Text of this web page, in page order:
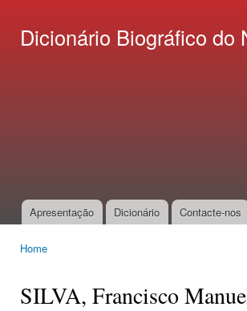
Dicionário Biográfico do
Main menu
Apresentação Dicionário Contacte-nos
Home
SILVA, Francisco